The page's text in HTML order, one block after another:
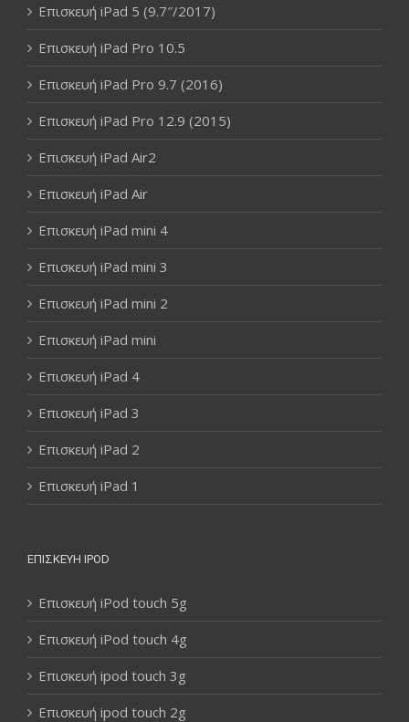
Επισκευή iPad 5 (9.7″/2017)
Επισκευή iPad Pro 10.5
Επισκευή iPad Pro 9.7 (2016)
Επισκευή iPad Pro 12.9 (2015)
Επισκευή iPad Air2
Επισκευή iPad Air
Επισκευή iPad mini 4
Επισκευή iPad mini 3
Επισκευή iPad mini 2
Επισκευή iPad mini
Επισκευή iPad 4
Επισκευή iPad 3
Επισκευή iPad 2
Επισκευή iPad 1
ΕΠΙΣΚΕΥΉ IPOD
Επισκευή iPod touch 5g
Επισκευή iPod touch 4g
Επισκευή ipod touch 3g
Επισκευή ipod touch 2g